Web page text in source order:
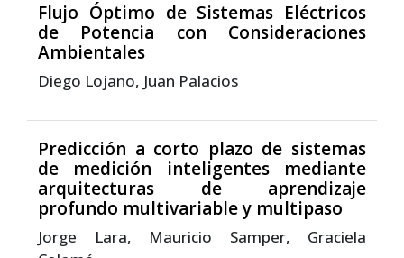
Flujo Óptimo de Sistemas Eléctricos
de Potencia con Consideraciones
Ambientales
Diego Lojano, Juan Palacios
Predicción a corto plazo de sistemas
de medición inteligentes mediante
arquitecturas de aprendizaje
profundo multivariable y multipaso
Jorge Lara, Mauricio Samper, Graciela